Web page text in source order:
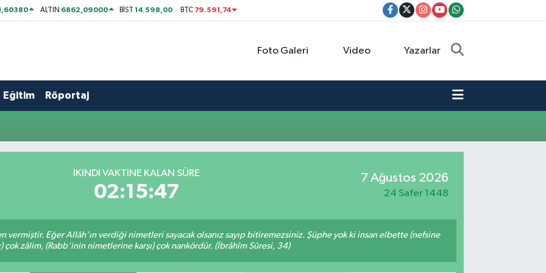
ALTIN 6862,09000 BİST14.598,00 BTC 79.591,74
Foto Galeri Video Yazarlar
Eğitim Röportaj
İKINDI VAKTİNE KALAN SÜRE
02:15:47
7 Ağustos 2026
24 Safer 1448
vermiştir. Eğer Allâh’ın verdiği nimetleri sayacak olsanız sayıp bitiremezsiniz. Şüphe yok ki insan elbette (nefsine
çok zâlim, (Rabb’inin nimetlerine karşı) çok nankördür. (İbrâhîm Sûresi, 34)